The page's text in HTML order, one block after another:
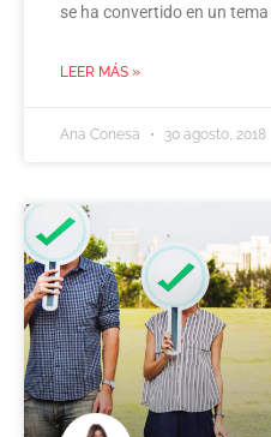
se ha convertido en un
LEER MÁS »
Ana Conesa 30 agosto, 2018